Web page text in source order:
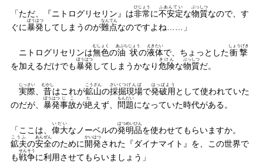
「ただ、『ニトログリセリン』は非常
ひじょう
に不安定
ふあんてい
な物質
ぶっしつ
なので、す
ぐに暴発
ぼうはつ
してしまうのが難点
なんてん
なのですよね……」
ニトログリセリンは無色
むしょく
の油状
あぶらじょう
の液体
えきたい
で、ちょっとした衝撃
しょうげき
を加えるだけでも暴発
ぼうはつ
してしまうかなり危険
きけん
な物質
ぶっしつ
だ。
実際
じっさい
、 昔
むかし
はこれが鉱山
こうざん
の採掘
さいくつ
現場
げんば
で発破用
はっぱよう
として使われていた
のだが、 暴発
ぼうはつ
事故
じこ
が絶
た
えず、 問題
もんだい
になっていた時代がある。
「ここは、 偉大
いだい
なノーベルの発明品
はつめいひん
を使わせてもらいますか。
鉱夫
こうふ
の安全
あんぜん
のために開発
かいはつ
された『ダイナマイト』を、この世界で
も戦争
せんそう
に利用させてもらいましょう」